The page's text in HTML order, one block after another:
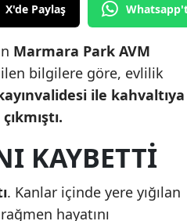
X'de Paylaş
Marmara Park AVM
bilgilere göre, evlilik
ile kahvaltıya
KAYBETTI
. Kanlar içinde yere yığılan
hayatını